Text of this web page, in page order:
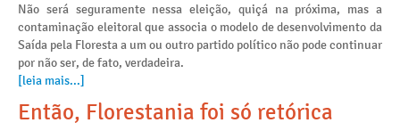
Não será seguramente nessa eleição, quiçá na próxima, mas a
contaminação eleitoral que associa o modelo de desenvolvimento da
Saída pela Floresta a um ou outro partido político não pode continuar
por não ser, de fato, verdadeira.
[leia mais...]
Então, Florestania foi só retórica